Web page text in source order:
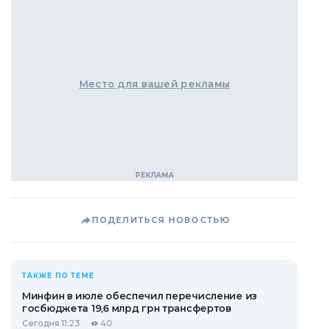
Место для вашей рекламы
ПОДЕЛИТЬСЯ НОВОСТЬЮ
ТАКЖЕ ПО ТЕМЕ
Минфин в июле обеспечил перечисление из
госбюджета 19,6 млрд грн трансфертов
Сегодня 11:23 40